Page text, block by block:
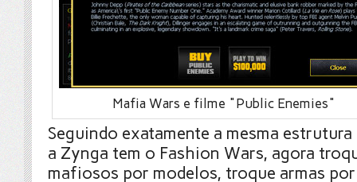
Mafia Wars e filme "Public Enemies"
Seguindo exatamente a mesma
a Zynga tem o Fashion Wars, agora
mafiosos por modelos, troque armas